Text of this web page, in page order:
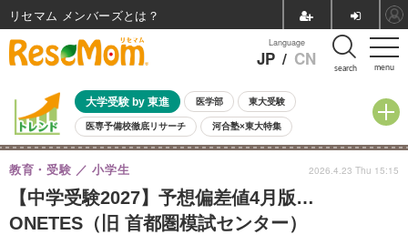
menu
Language
JP / CN search
大学受験 by 東進 医学部 東大受験
医専予備校徹底リサーチ 河合塾×東大特集
親子で考える大学選び 高校受験 中学受験 小学校受験
共通テスト 夏休み
8月開催イベント・WS 全国公立高校 過去問 人気記事
自由研究教材（小学生向け） 自由研究教材（中学生向け）
【中学受験2027】予想偏差値4月版…
ONETES（旧 首都圏模試センター）
教育・受験 小学生 2026.4.23 Thu 15:15
リセマム メンバーズ